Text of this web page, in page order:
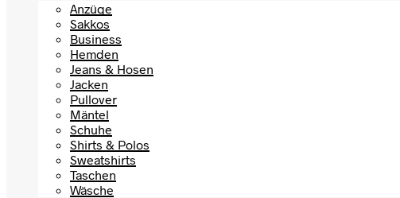
Anzüge
Sakkos
Business
Hemden
Jeans & Hosen
Jacken
Pullover
Mäntel
Schuhe
Shirts & Polos
Sweatshirts
Taschen
Wäsche